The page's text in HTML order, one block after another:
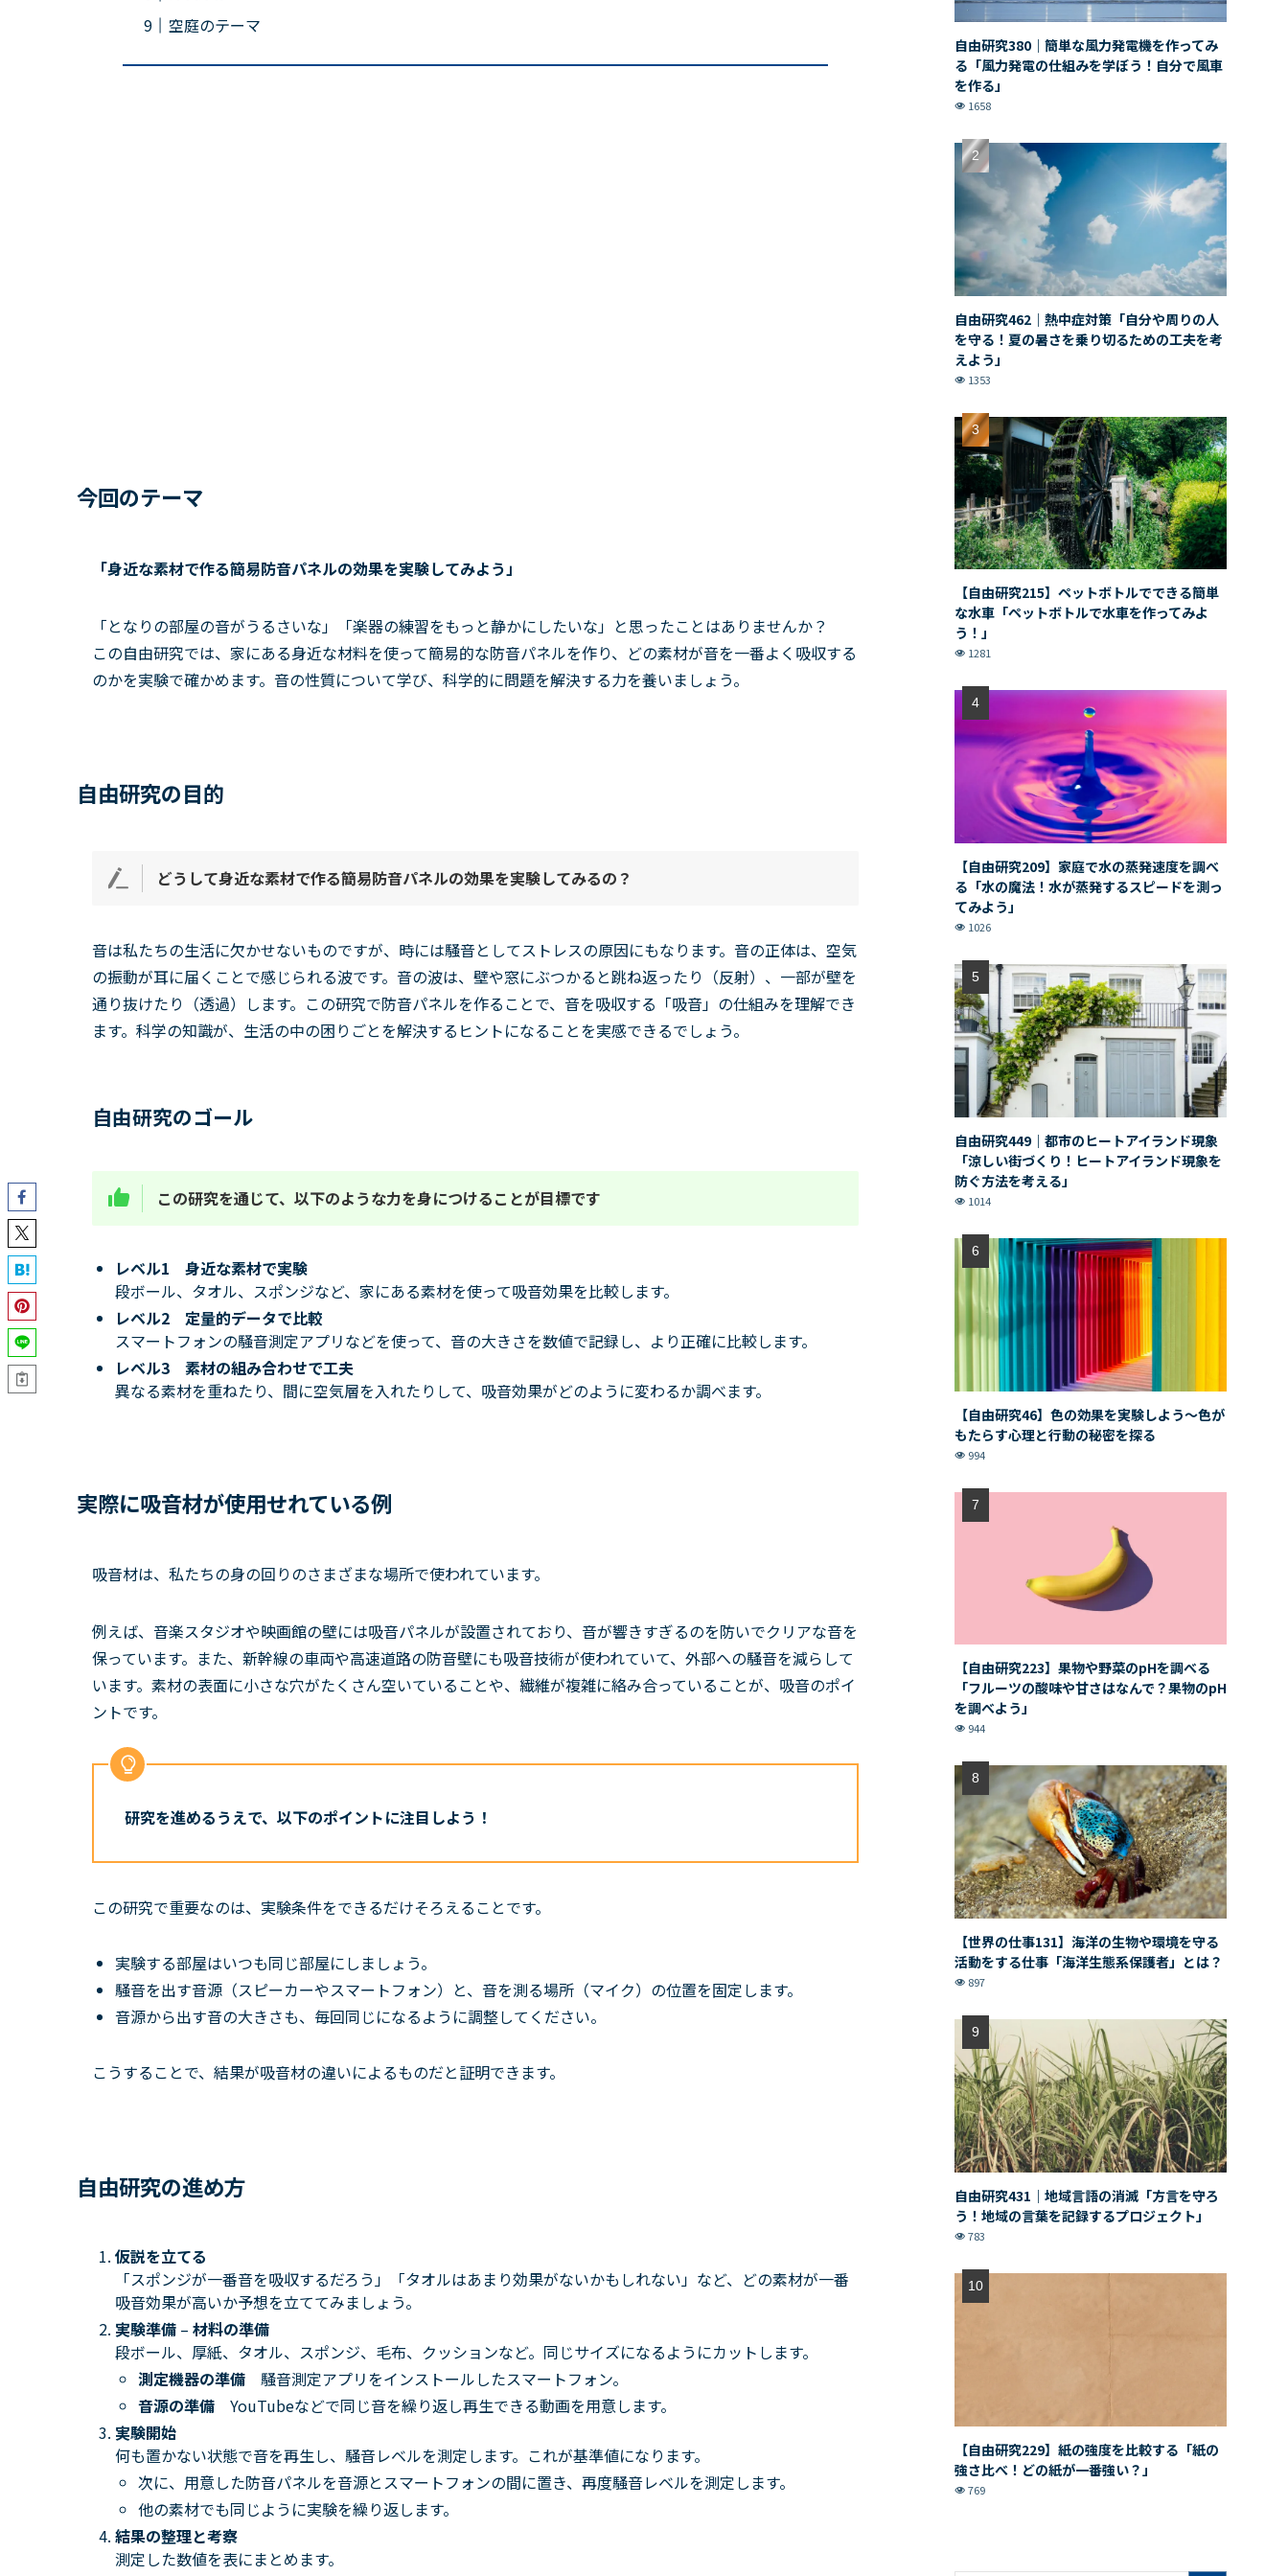
空庭のテーマ
今回のテーマ
「身近な素材で作る簡易防音パネルの効果を実験してみよう」
「となりの部屋の音がうるさいな」「楽器の練習をもっと静かにしたいな」と思ったことはありませんか？
この自由研究では、家にある身近な材料を使って簡易的な防音パネルを作り、どの素材が音を一番よく吸収する
のかを実験で確かめます。音の性質について学び、科学的に問題を解決する力を養いましょう。
自由研究の目的
どうして身近な素材で作る簡易防音パネルの効果を実験してみるの？
音は私たちの生活に欠かせないものですが、時には騒音としてストレスの原因にもなります。音の正体は、空気
の振動が耳に届くことで感じられる波です。音の波は、壁や窓にぶつかると跳ね返ったり（反射）、一部が壁を
通り抜けたり（透過）します。この研究で防音パネルを作ることで、音を吸収する「吸音」の仕組みを理解でき
ます。科学の知識が、生活の中の困りごとを解決するヒントになることを実感できるでしょう。
自由研究のゴール
この研究を通じて、以下のような力を身につけることが目標です
レベル1 身近な素材で実験
段ボール、タオル、スポンジなど、家にある素材を使って吸音効果を比較します。
レベル2 定量的データで比較
スマートフォンの騒音測定アプリなどを使って、音の大きさを数値で記録し、より正確に比較します。
レベル3 素材の組み合わせで工夫
異なる素材を重ねたり、間に空気層を入れたりして、吸音効果がどのように変わるか調べます。
実際に吸音材が使用せれている例
吸音材は、私たちの身の回りのさまざまな場所で使われています。
例えば、音楽スタジオや映画館の壁には吸音パネルが設置されており、音が響きすぎるのを防いでクリアな音を
保っています。 また、新幹線の車両や高速道路の防音壁にも吸音技術が使われていて、外部への騒音を減らして
います。 素材の表面に小さな穴がたくさん空いていることや、繊維が複雑に絡み合っていることが、吸音のポイ
ントです。
研究を進めるうえで、以下のポイントに注目しよう！
この研究で重要なのは、 実験条件をできるだけそろえることです。
実験する部屋はいつも同じ部屋にしましょう。
騒音を出す音源（スピーカーやスマートフォン）と、音を測る場所（マイク）の位置を固定します。
音源から出す音の大きさも、毎回同じになるように調整してください。
こうすることで、結果が吸音材の違いによるものだと証明できます。
自由研究の進め方
仮説を立てる
「スポンジが一番音を吸収するだろう」「タオルはあまり効果がないかもしれない」など、どの素材が一番
吸音効果が高いか予想を立ててみましょう。
実験準備 – 材料の準備
段ボール、厚紙、タオル、スポンジ、毛布、クッションなど。同じサイズになるようにカットします。
測定機器の準備 騒音測定アプリをインストールしたスマートフォン。
音源の準備 YouTubeなどで同じ音を繰り返し再生できる動画を用意します。
実験開始
何も置かない状態で音を再生し、騒音レベルを測定します。これが基準値になります。
次に、用意した防音パネルを音源とスマートフォンの間に置き、再度騒音レベルを測定します。
他の素材でも同じように実験を繰り返します。
結果の整理と考察
測定した数値を表にまとめます。
自由研究380｜簡単な風力発電機を作ってみ
る「風力発電の仕組みを学ぼう！自分で風車
を作る」
1658
自由研究462｜熱中症対策「自分や周りの人
を守る！夏の暑さを乗り切るための工夫を考
えよう」
1353
【自由研究215】ペットボトルでできる簡単
な水車「ペットボトルで水車を作ってみよ
う！」
1281
【自由研究209】家庭で水の蒸発速度を調べ
る「水の魔法！水が蒸発するスピードを測っ
てみよう」
1026
自由研究449｜都市のヒートアイランド現象
「涼しい街づくり！ヒートアイランド現象を
防ぐ方法を考える」
1014
【自由研究46】色の効果を実験しよう〜色が
もたらす心理と行動の秘密を探る
994
【自由研究223】果物や野菜のpHを調べる
「フルーツの酸味や甘さはなんで？果物のpH
を調べよう」
944
【世界の仕事131】海洋の生物や環境を守る
活動をする仕事「海洋生態系保護者」とは？
897
自由研究431｜地域言語の消滅「方言を守ろ
う！地域の言葉を記録するプロジェクト」
783
【自由研究229】紙の強度を比較する「紙の
強さ比べ！どの紙が一番強い？」
769